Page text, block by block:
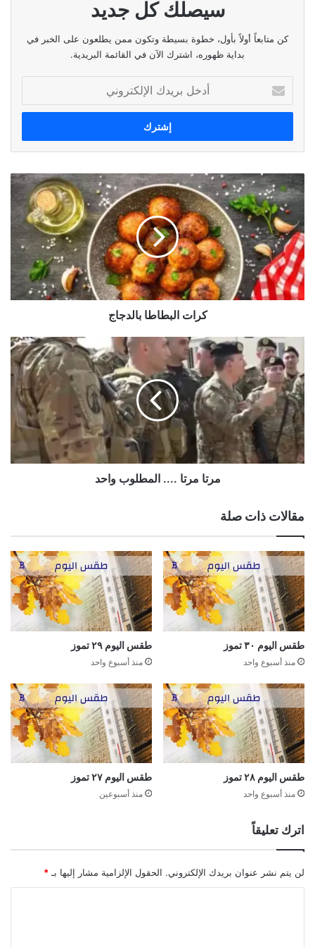
الرطوبة النسبية على الساحل:
بين: ٣٠ و ٦٠ %.
حال البحر:مائج.
حرارة سطح الماء:١٩°م.
الضغط الجوي:١٠١٨ HPA
أي ما يعادل:٧٦٤ ملم زئبق
ساعة شروق الشمس:٠٦:٠٥
ساعة غروب الشمس:١٩:١١
الوسوم الطقس،الحرارة،الاحوال الجوية،الارصاد الجوية،الرطوبة
سيصلك كل جديد
كن متابعاً أولاً بأول، خطوة بسيطة وتكون ممن يطلعون على الخبر في
بداية ظهوره، اشترك الآن في القائمة البريدية.
بريدك
الإلكتروني
كرات
البطاطا
بالدجاج
كرات البطاطا بالدجاج
مرتا
مرتا
....
المطلوب
واحد
مرتا مرتا .... المطلوب واحد
مقالات ذات صلة
طقس اليوم ٣٠ تموز
منذ أسبوع واحد
طقس اليوم ٢٩ تموز
منذ أسبوع واحد
طقس اليوم ٢٨ تموز
منذ أسبوع واحد
طقس اليوم ٢٧ تموز
منذ أسبوعين
اترك تعليقاً
لن يتم نشر عنوان بريدك الإلكتروني. الحقول الإلزامية مشار إليها بـ *